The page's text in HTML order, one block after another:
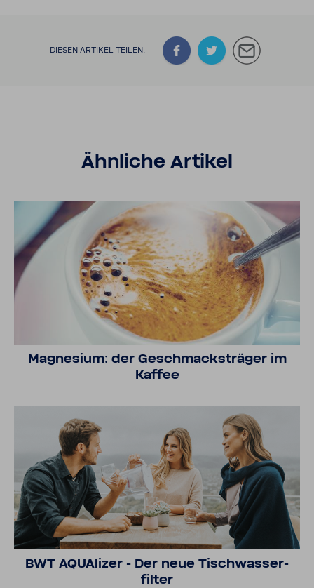
DIESEN ARTIKEL TEILEN:
Ähnliche Artikel
Magne­sium: der Geschmacks­träger im
Kaffee
BWT AQUA­lizer - Der neue Tisch­was­ser­
filter